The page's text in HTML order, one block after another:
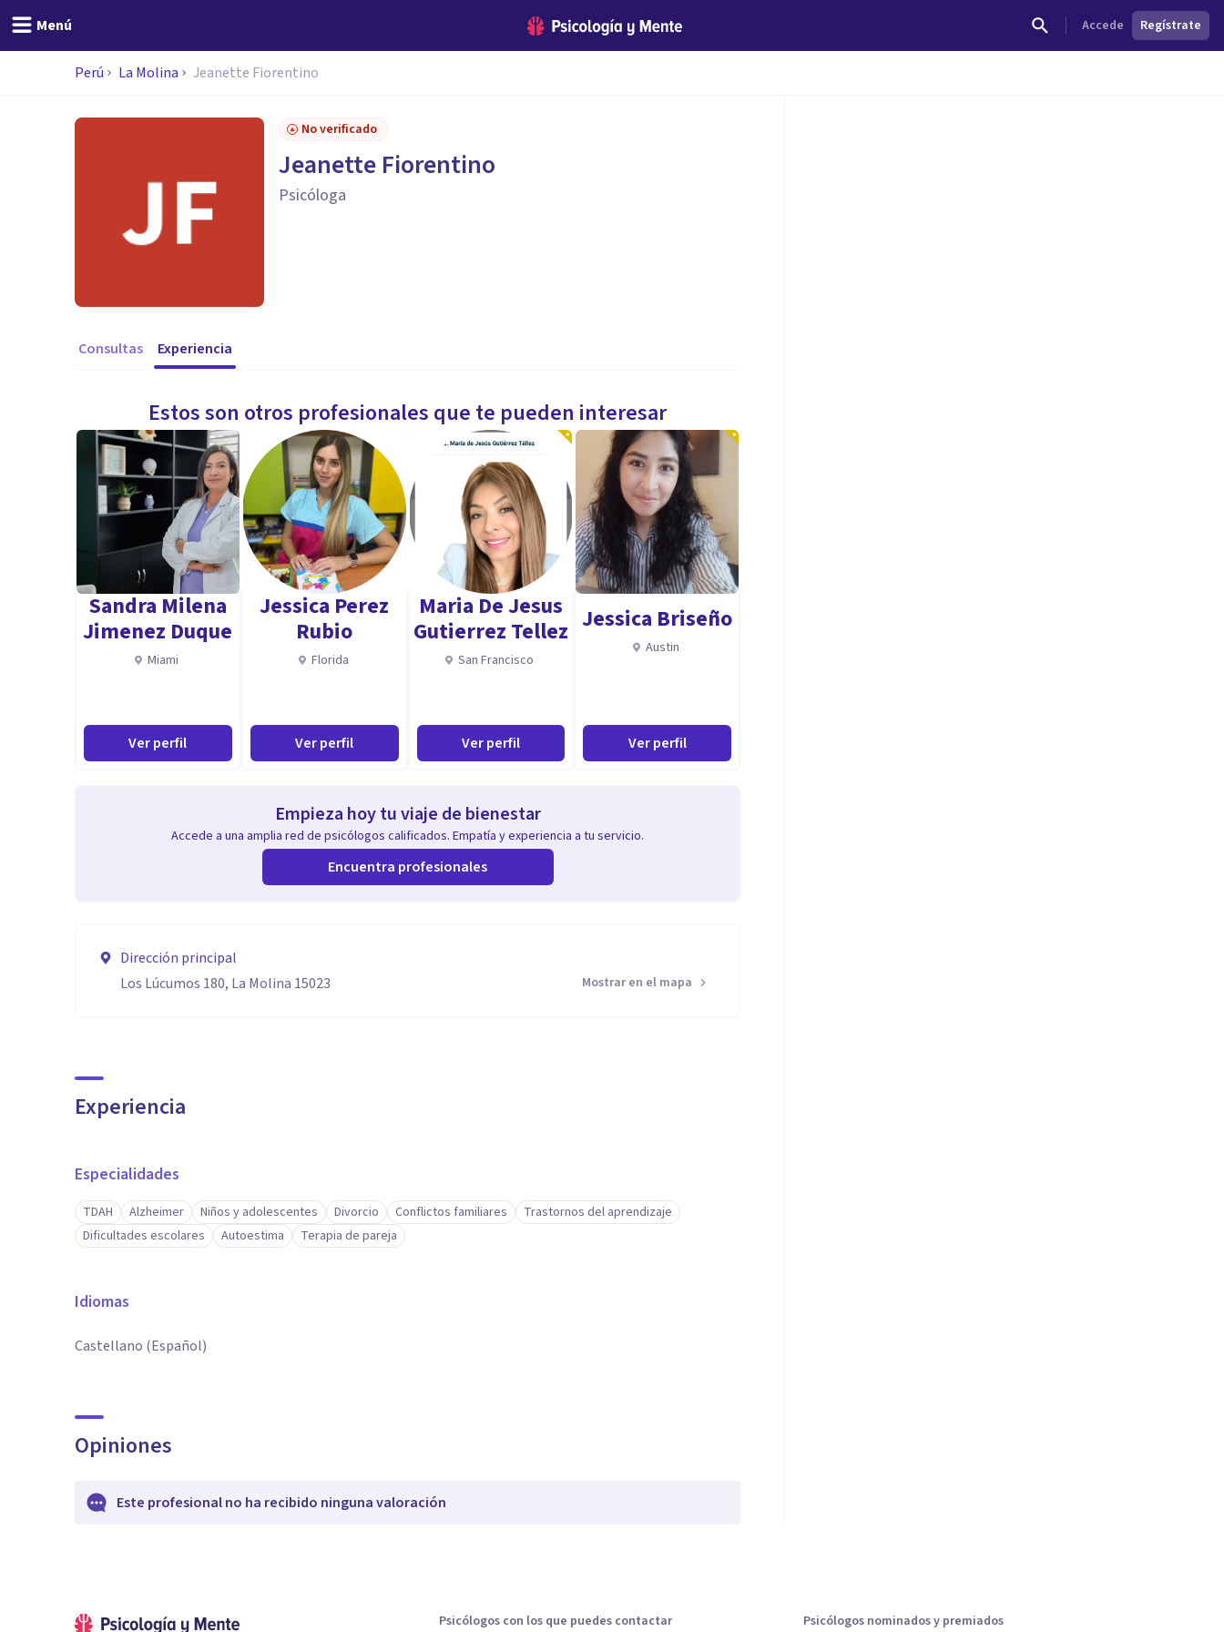
Menú Accede Regístrate
Perú La Molina Jeanette Fiorentino
No verificado
Jeanette Fiorentino
Psicóloga
Consultas Experiencia
Estos son otros profesionales que te pueden interesar
Sandra Milena
Jimenez Duque
Miami
Ver perfil
Jessica Perez
Rubio
Florida
Ver perfil
Maria De Jesus
Gutierrez Tellez
San Francisco
Ver perfil
Jessica Briseño
Austin
Ver perfil
Empieza hoy tu viaje de bienestar
Accede a una amplia red de psicólogos calificados. Empatía y experiencia a tu servicio.
Encuentra profesionales
Dirección principal
Los Lúcumos 180, La Molina 15023
Mostrar en el mapa
Experiencia
Especialidades
TDAH Alzheimer Niños y adolescentes Divorcio Conflictos familiares
Trastornos del aprendizaje
Dificultades escolares
Autoestima Terapia de pareja
Idiomas
Castellano (Español)
Opiniones
Este profesional no ha recibido ninguna valoración
Psicólogos con los que puedes contactar Psicólogos nominados y premiados